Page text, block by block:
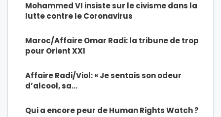
Mohammed VI insiste sur le civisme dans la
lutte contre le Coronavirus
Maroc/Affaire Omar Radi: la tribune de trop
pour Orient XXI
Affaire Radi/Viol: « Je sentais son odeur
d’alcool, sa…
Qui a encore peur de Human Rights Watch ?